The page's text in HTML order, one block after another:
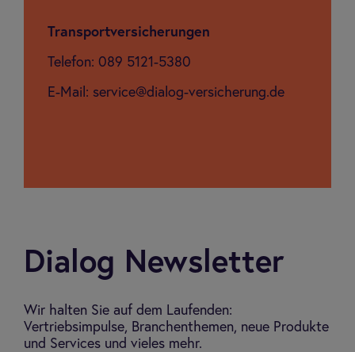
Trans­port­ver­si­che­run­gen
Telefon: 089 5121-5380
E-Mail: service@dialog-versicherung.de
Dia­log Newslet­ter
Wir halten Sie auf dem Laufenden:
Vertriebsimpulse, Branchenthemen, neue Produkte
und Services und vieles mehr.